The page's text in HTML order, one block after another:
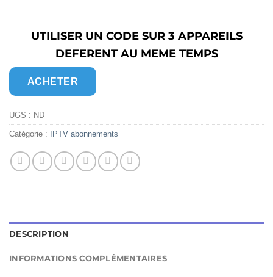
était :
€90,00.
est :
€49,00.
UTILISER UN CODE SUR 3 APPAREILS
DEFERENT AU MEME TEMPS
ACHETER
UGS : ND
Catégorie : IPTV abonnements
DESCRIPTION
INFORMATIONS COMPLÉMENTAIRES